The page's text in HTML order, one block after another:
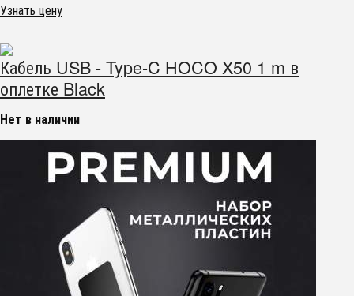
Узнать цену
Кабель USB - Type-C HOCO X50 1 m в
оплетке Black
Нет в наличии